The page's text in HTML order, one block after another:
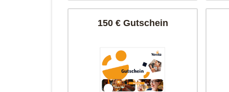
150 € Gutschein